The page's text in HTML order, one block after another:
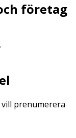
företag
prenumerera